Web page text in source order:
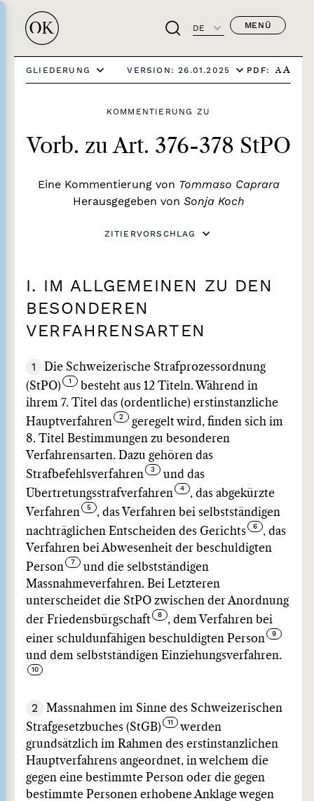
DE MENÜ
GLIEDERUNG VERSION: 26.01.2025 PDF: A A
KOMMENTIERUNG ZU
Vorb. zu Art. 376-378 StPO
Eine Kommentierung von Tommaso Caprara
Herausgegeben von Sonja Koch
ZITIERVORSCHLAG
I. IM ALLGEMEINEN ZU DEN
BESONDEREN
VERFAHRENSARTEN
1
Die Schweizerische Strafprozessordnung
(StPO)
besteht aus 12 Titeln. Während in
ihrem 7. Titel das (ordentliche) erstinstanzliche
Hauptverfahren
geregelt wird, finden sich im
8. Titel Bestimmungen zu besonderen
Verfahrensarten. Dazu gehören das
Strafbefehlsverfahren
und das
Übertretungsstrafverfahren
, das abgekürzte
Verfahren
, das Verfahren bei selbstständigen
nachträglichen Entscheiden des Gerichts
, das
Verfahren bei Abwesenheit der beschuldigten
Person
und die selbstständigen
Massnahmeverfahren. Bei Letzteren
unterscheidet die StPO zwischen der Anordnung
der Friedensbürgschaft
, dem Verfahren bei
einer schuldunfähigen beschuldigten Person
und dem selbstständigen Einziehungsverfahren.
2
Massnahmen im Sinne des Schweizerischen
Strafgesetzbuches (StGB)
werden
grundsätzlich im Rahmen des erstinstanzlichen
Hauptverfahrens angeordnet, in welchem die
gegen eine bestimmte Person oder die gegen
bestimmte Personen erhobene Anklage wegen